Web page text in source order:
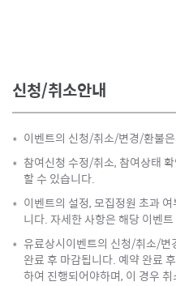
신청/취소안내
* 이벤트의 신청/취소/변경/환불
* 참여신청 수정/취소, 참여상태
할 수 있습니다.
* 이벤트의 설정, 모집정원 초과
니다. 자세한 사항은 해당 이벤
* 유료상시이벤트의 신청/취소/
완료 후 마감됩니다. 예약 완료
하여 진행되어야하며, 이 경우